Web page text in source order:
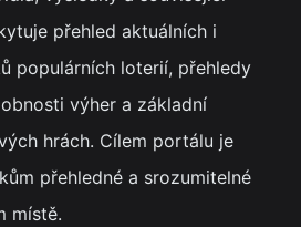
přehled aktuálních i
populárních loterií, přehledy
výher a základní
hrách. Cílem portálu je
přehledné a srozumitelné
místě.